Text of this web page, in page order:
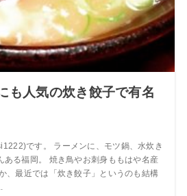
も人気の炊き餃子で有名
です。 ラーメンに、モツ鍋、水炊き
ある福岡。 焼き鳥やお刺身ももはや名産
、最近では「炊き餃子」というのも結構